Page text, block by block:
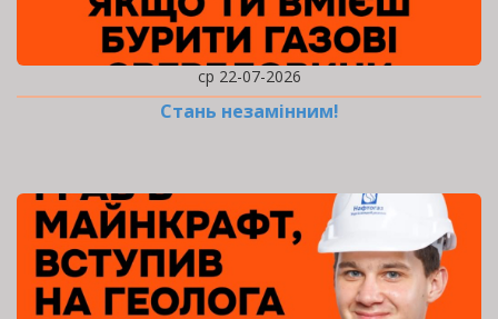
ср 22-07-2026
Стань незамінним!